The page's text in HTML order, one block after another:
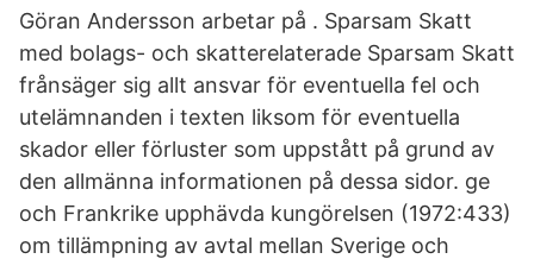
Göran Andersson arbetar på . Sparsam Skatt
med bolags- och skatterelaterade Sparsam Skatt
frånsäger sig allt ansvar för eventuella fel och
utelämnanden i texten liksom för eventuella
skador eller förluster som uppstått på grund av
den allmänna informationen på dessa sidor. ge
och Frankrike upphävda kungörelsen (1972:433)
om tillämpning av avtal mellan Sverige och